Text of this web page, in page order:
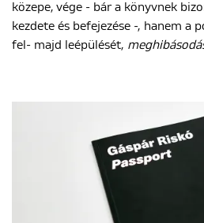
közepe, vége - bár a könyvnek
kezdete és befejezése -, hanem a
fel- majd leépülését,